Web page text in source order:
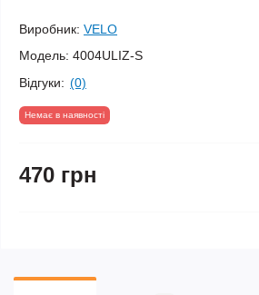
Виробник: VELO
Модель: 4004ULIZ-S
Відгуки: (0)
Немає в наявності
470 грн